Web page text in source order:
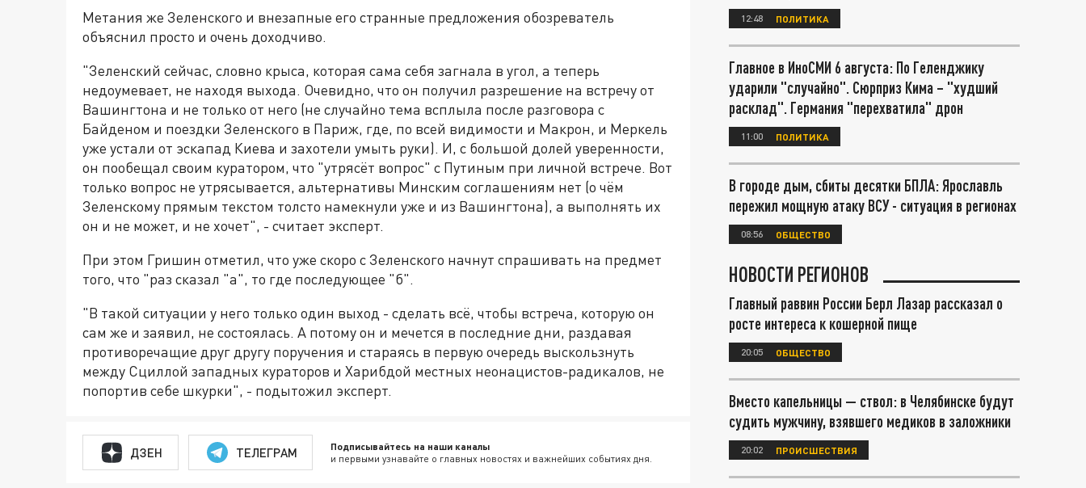
Метания же Зеленского и внезапные его странные предложения обозреватель
объяснил просто и очень доходчиво.
"Зеленский сейчас, словно крыса, которая сама себя загнала в угол, а теперь
недоумевает, не находя выхода. Очевидно, что он получил разрешение на встречу от
Вашингтона и не только от него (не случайно тема всплыла после разговора с
Байденом и поездки Зеленского в Париж, где, по всей видимости и Макрон, и Меркель
уже устали от эскапад Киева и захотели умыть руки). И, с большой долей уверенности,
он пообещал своим куратором, что "утрясёт вопрос" с Путиным при личной встрече. Вот
только вопрос не утрясывается, альтернативы Минским соглашениям нет (о чём
Зеленскому прямым текстом толсто намекнули уже и из Вашингтона), а выполнять их
он и не может, и не хочет", - считает эксперт.
При этом Гришин отметил, что уже скоро с Зеленского начнут спрашивать на предмет
того, что "раз сказал "а", то где последующее "б".
"В такой ситуации у него только один выход - сделать всё, чтобы встреча, которую он
сам же и заявил, не состоялась. А потому он и мечется в последние дни, раздавая
противоречащие друг другу поручения и стараясь в первую очередь выскользнуть
между Сциллой западных кураторов и Харибдой местных неонацистов-радикалов, не
попортив себе шкурки", - подытожил эксперт.
ДЗЕН ТЕЛЕГРАМ Подписывайтесь на наши каналы
и первыми узнавайте о главных новостях и важнейших событиях дня.
12:48 ПОЛИТИКА
Главное в ИноСМИ 6 августа: По Геленджику
ударили "случайно". Сюрприз Кима – "худший
расклад". Германия "перехватила" дрон
11:00 ПОЛИТИКА
В городе дым, сбиты десятки БПЛА: Ярославль
пережил мощную атаку ВСУ - ситуация в регионах
08:56 ОБЩЕСТВО
НОВОСТИ РЕГИОНОВ
Главный раввин России Берл Лазар рассказал о
росте интереса к кошерной пище
20:05 ОБЩЕСТВО
Вместо капельницы — ствол: в Челябинске будут
судить мужчину, взявшего медиков в заложники
20:02 ПРОИСШЕСТВИЯ